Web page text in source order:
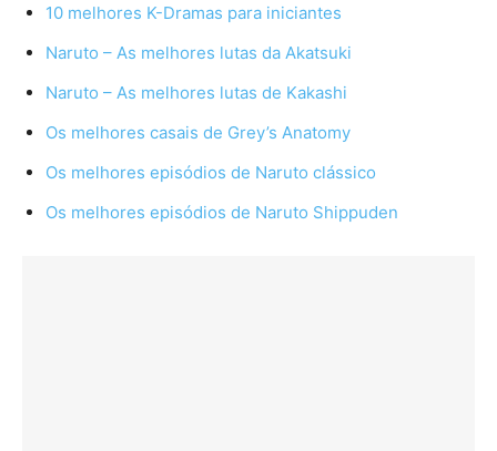
10 melhores K-Dramas para iniciantes
Naruto – As melhores lutas da Akatsuki
Naruto – As melhores lutas de Kakashi
Os melhores casais de Grey’s Anatomy
Os melhores episódios de Naruto clássico
Os melhores episódios de Naruto Shippuden